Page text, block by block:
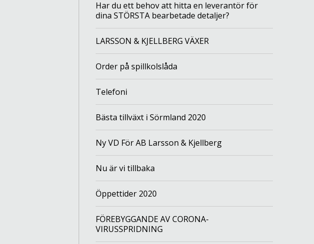
Har du ett behov att hitta en leverantör för
dina STÖRSTA bearbetade detaljer?
LARSSON & KJELLBERG VÄXER
Order på spillkolslåda
Telefoni
Bästa tillväxt i Sörmland 2020
Ny VD För AB Larsson & Kjellberg
Nu är vi tillbaka
Öppettider 2020
FÖREBYGGANDE AV CORONA-
VIRUSSPRIDNING